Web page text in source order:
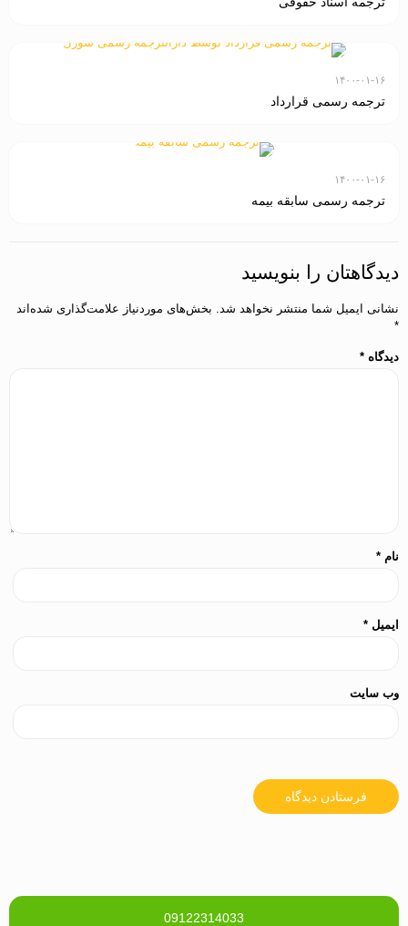
۱۴۰۰-۰۱-۱۶
ترجمه رسمی قرارداد
۱۴۰۰-۰۱-۱۶
ترجمه رسمی سابقه بیمه
دیدگاهتان را بنویسید
نشانی ایمیل شما منتشر نخواهد شد.
بخش‌های موردنیاز علامت‌گذاری شده‌اند
*
دیدگاه *
نام *
ایمیل *
وب‌ سایت
09122314033